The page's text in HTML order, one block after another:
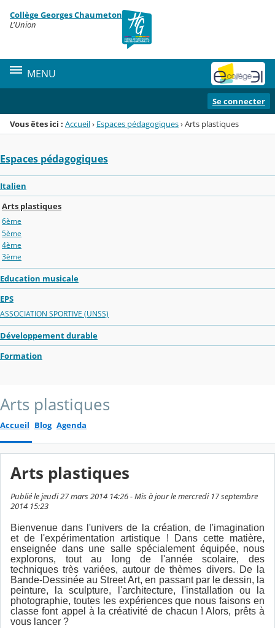
Menu de la rubrique
Contenu
Collège Georges Chaumeton
L'Union
MENU
Se connecter
Vous êtes ici : Accueil› Espaces pédagogiques›Arts plastiques
Espaces pédagogiques
Italien
Arts plastiques
6ème
5ème
4ème
3ème
Education musicale
EPS
ASSOCIATION SPORTIVE (UNSS)
Développement durable
Formation
Arts plastiques
Accueil Blog Agenda
Arts plastiques
Publié le jeudi 27 mars 2014 14:26 - Mis à jour le mercredi 17 septembre
2014 15:23
Bienvenue dans l'univers de la création, de l'imagination
et de l'expérimentation artistique ! Dans cette matière,
enseignée dans une salle spécialement équipée, nous
explorons, tout au long de l'année scolaire, des
techniques très variées, autour de thèmes divers. De la
Bande-Dessinée au Street Art, en passant par le dessin, la
peinture, la sculpture, l'architecture, l'installation ou la
photographie, toutes les expériences que nous faisons en
classe font appel à la créativité de chacun ! Alors, prêts à
vous lancer ?